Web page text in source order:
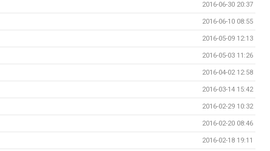
2016-06-30 20:37
2016-06-10 08:55
2016-05-09 12:13
2016-05-03 11:26
2016-04-02 12:58
2016-03-14 15:42
2016-02-29 10:32
2016-02-20 08:46
2016-02-18 19:11